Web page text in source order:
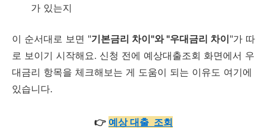
가 있는지
이 순서대로 보면 "기본금리 차이"와 "우대금리 차이"가 따
로 보이기 시작해요. 신청 전에 예상대출조회 화면에서 우
대금리 항목을 체크해보는 게 도움이 되는 이유도 여기에
있습니다.
👉 예상 대출 조회